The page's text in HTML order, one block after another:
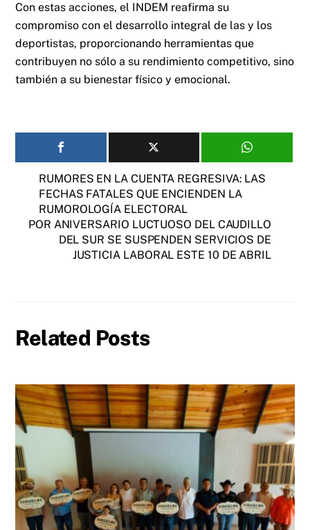
Con estas acciones, el INDEM reafirma su
compromiso con el desarrollo integral de las y los
deportistas, proporcionando herramientas que
contribuyen no sólo a su rendimiento competitivo, sino
también a su bienestar físico y emocional.
RUMORES EN LA CUENTA REGRESIVA: LAS
FECHAS FATALES QUE ENCIENDEN LA
RUMOROLOGÍA ELECTORAL
POR ANIVERSARIO LUCTUOSO DEL CAUDILLO
DEL SUR SE SUSPENDEN SERVICIOS DE
JUSTICIA LABORAL ESTE 10 DE ABRIL
Related Posts